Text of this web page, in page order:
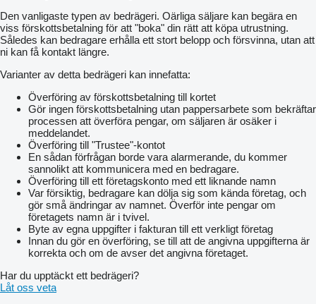
Den vanligaste typen av bedrägeri. Oärliga säljare kan begära en
viss förskottsbetalning för att "boka" din rätt att köpa utrustning.
Således kan bedragare erhålla ett stort belopp och försvinna, utan att
ni kan få kontakt längre.
Varianter av detta bedrägeri kan innefatta:
Överföring av förskottsbetalning till kortet
Gör ingen förskottsbetalning utan pappersarbete som bekräftar
processen att överföra pengar, om säljaren är osäker i
meddelandet.
Överföring till "Trustee"-kontot
En sådan förfrågan borde vara alarmerande, du kommer
sannolikt att kommunicera med en bedragare.
Överföring till ett företagskonto med ett liknande namn
Var försiktig, bedragare kan dölja sig som kända företag, och
gör små ändringar av namnet. Överför inte pengar om
företagets namn är i tvivel.
Byte av egna uppgifter i fakturan till ett verkligt företag
Innan du gör en överföring, se till att de angivna uppgifterna är
korrekta och om de avser det angivna företaget.
Har du upptäckt ett bedrägeri?
Låt oss veta